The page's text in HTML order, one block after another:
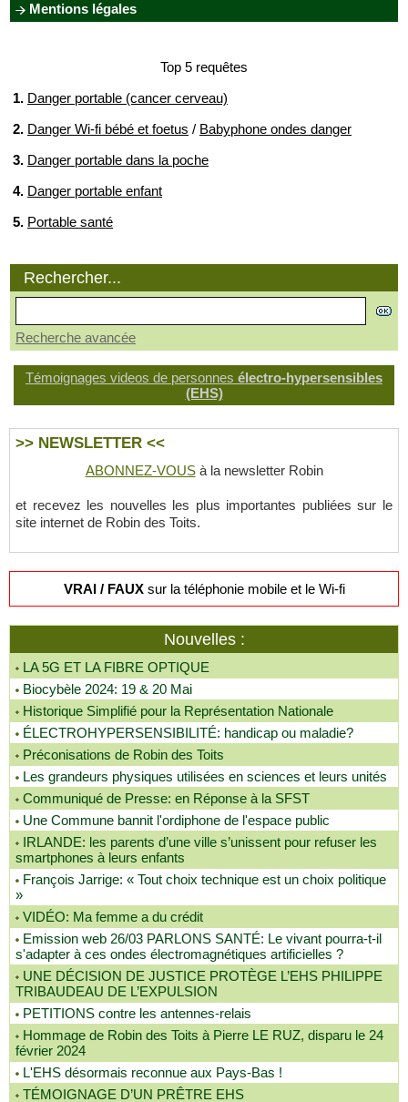
Mentions légales
Top 5 requêtes
1. Danger portable (cancer cerveau)
2. Danger Wi-fi bébé et foetus / Babyphone ondes danger
3. Danger portable dans la poche
4. Danger portable enfant
5. Portable santé
Rechercher...
Recherche avancée
Témoignages videos de personnes électro-hypersensibles
(EHS)
>> NEWSLETTER <<
ABONNEZ-VOUSà la newsletter Robin
et recevez les nouvelles les plus importantes publiées sur le
site internet de Robin des Toits.
VRAI / FAUXsur la téléphonie mobile et le Wi-fi
Nouvelles :
LA 5G ET LA FIBRE OPTIQUE
Biocybèle 2024: 19 & 20 Mai
Historique Simplifié pour la Représentation Nationale
ÉLECTROHYPERSENSIBILITÉ: handicap ou maladie?
Préconisations de Robin des Toits
Les grandeurs physiques utilisées en sciences et leurs unités
Communiqué de Presse: en Réponse à la SFST
Une Commune bannit l'ordiphone de l'espace public
IRLANDE: les parents d’une ville s’unissent pour refuser les
smartphones à leurs enfants
François Jarrige: « Tout choix technique est un choix politique
»
VIDÉO: Ma femme a du crédit
Emission web 26/03 PARLONS SANTÉ: Le vivant pourra-t-il
s'adapter à ces ondes électromagnétiques artificielles ?
UNE DÉCISION DE JUSTICE PROTÈGE L’EHS PHILIPPE
TRIBAUDEAU DE L’EXPULSION
PETITIONS contre les antennes-relais
Hommage de Robin des Toits à Pierre LE RUZ, disparu le 24
février 2024
L'EHS désormais reconnue aux Pays-Bas !
TÉMOIGNAGE D’UN PRÊTRE EHS